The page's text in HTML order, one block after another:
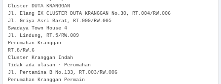
Cluster DUTA KRANGGAN
Jl. Elang IX CLUSTER DUTA KRANGGAN No.30, RT.004/RW.006
Jl. Griya Asri Barat, RT.009/RW.005
Swadaya Town House 4
Jl. Lindung, RT.5/RW.009
Perumahan Kranggan
RT.8/RW.6
Cluster Kranggan Indah
Tidak ada ulasan · Perumahan
Jl. Pertamina B No.133, RT.003/RW.006
Perumahan Kranggan Permain